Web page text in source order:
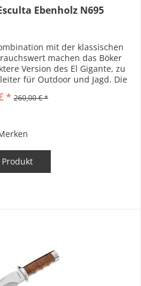
Ebenholz N695
mit der klassischen
machen das Böker
Version des El Gigante, zu
für Outdoor und Jagd. Die
* 260,00 € *